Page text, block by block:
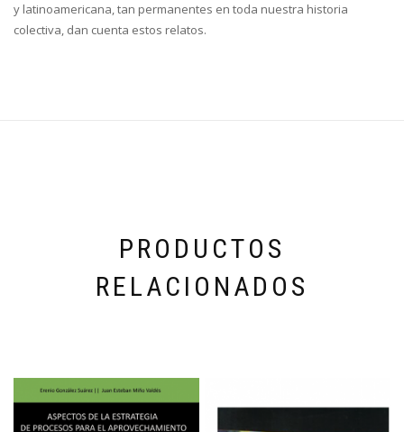
y latinoamericana, tan permanentes en toda nuestra historia
colectiva, dan cuenta estos relatos.
PRODUCTOS
RELACIONADOS